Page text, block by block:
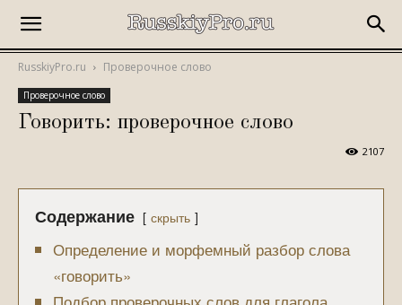
RusskiyPro.ru Проверочное слово
Проверочное слово
Говорить: проверочное слово
2107
Содержание скрыть
Определение и морфемный разбор слова
«говорить»